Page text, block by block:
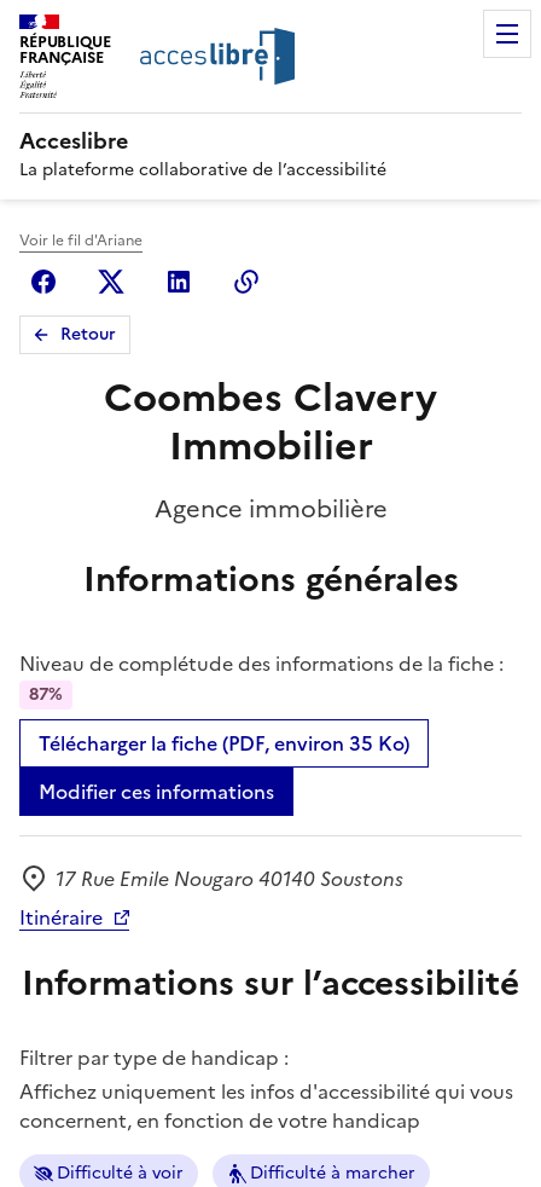
RÉPUBLIQUE
FRANÇAISE
Acceslibre
La plateforme collaborative de l’accessibilité
Voir le fil d'Ariane
FacebookX (anciennement Twitter)
Linkedin
Retour
Coombes Clavery
Immobilier
Agence immobilière
Informations générales
Niveau de complétude des informations de la fiche :
87%
Télécharger la fiche (PDF, environ 35 Ko)
Modifier ces informations
Adresse
17 Rue Emile Nougaro 40140 Soustons
Itinéraire
Informations sur l’accessibilité
Filtrer par type de handicap :
Affichez uniquement les infos d'accessibilité qui vous
concernent, en fonction de votre handicap
Difficulté à voir Difficulté à marcher